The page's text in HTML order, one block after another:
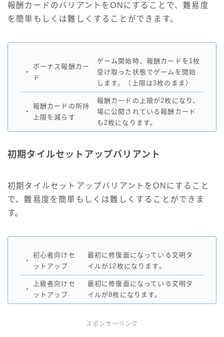
報酬カードのバリアントをONにすることで、難易度
を簡単もしくは難しくすることができます。
・
ボーナス報酬カー
ド
ゲーム開始時、報酬カードを1枚
受け取った状態でゲームを開始
します。（上限は3枚のまま）
・
報酬カードの所持
上限を減らす
報酬カードの上限が2枚になり、
場に公開されている報酬カード
も2枚になります。
初期タイルセットアップバリアント
初期タイルセットアップバリアントをONにすること
で、難易度を簡単もしくは難しくすることができま
す。
・
初心者向けセ
ットアップ
最初に修復面になっている文明タ
イルが12枚になります。
・
上級者向けセ
ットアップ
最初に修復面になっている文明タ
イルが8枚になります。
スポンサーリンク